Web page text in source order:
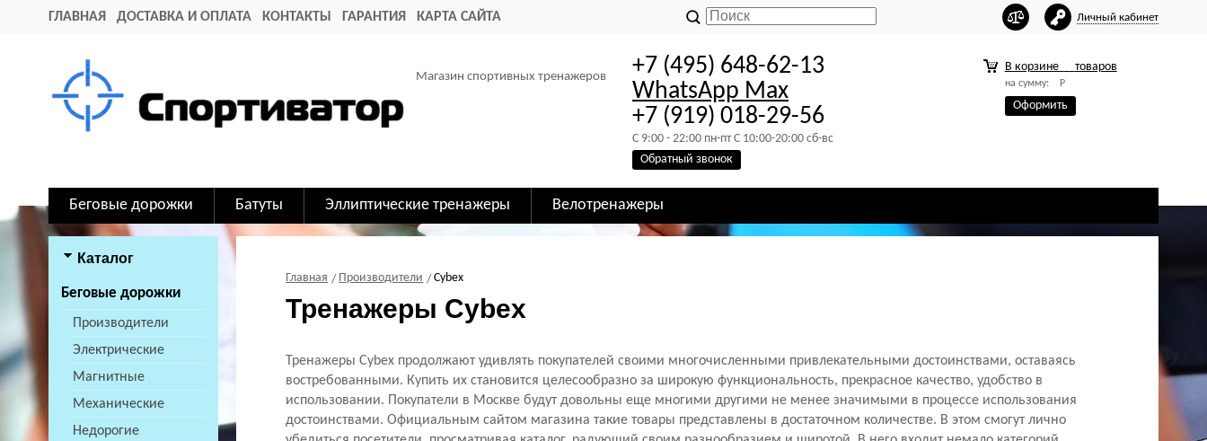
ГЛАВНАЯ ДОСТАВКА И ОПЛАТА КОНТАКТЫ ГАРАНТИЯ КАРТА САЙТА Личный кабинет
Магазин спортивных тренажеров
+7 (495) 648-62-13
WhatsApp Max
+7 (919) 018-29-56
C 9:00 - 22:00 пн-пт C 10:00-20:00 сб-вс
Обратный звонок
В корзине товаров
на сумму: Р
Оформить
Беговые дорожки Батуты Эллиптические тренажеры Велотренажеры
Каталог
Беговые дорожки
Производители
Электрические
Магнитные
Механические
Недорогие
Главная Производители Cybex
Тренажеры Cybex
Тренажеры Cybex продолжают удивлять покупателей своими многочисленными привлекательными достоинствами, оставаясь
востребованными. Купить их становится целесообразно за широкую функциональность, прекрасное качество, удобство в
использовании. Покупатели в Москве будут довольны еще многими другими не менее значимыми в процессе использования
достоинствами. Официальным сайтом магазина такие товары представлены в достаточном количестве. В этом смогут лично